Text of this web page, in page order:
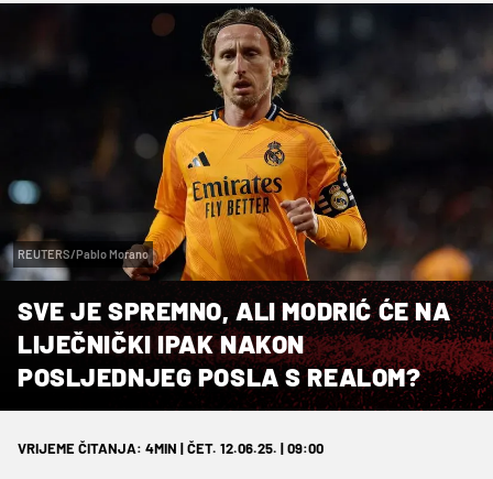
REUTERS/Pablo Morano
SVE JE SPREMNO, ALI MODRIĆ ĆE NA
LIJEČNIČKI IPAK NAKON
POSLJEDNJEG POSLA S REALOM?
VRIJEME ČITANJA: 4MIN | ČET. 12.06.25. | 09:00